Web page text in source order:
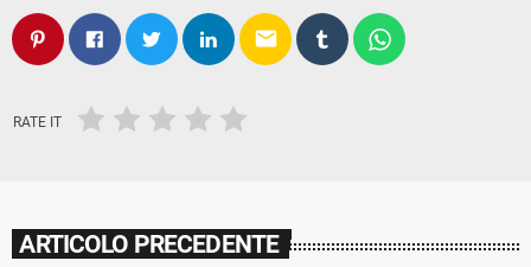
email
RATE IT
ARTICOLO PRECEDENTE